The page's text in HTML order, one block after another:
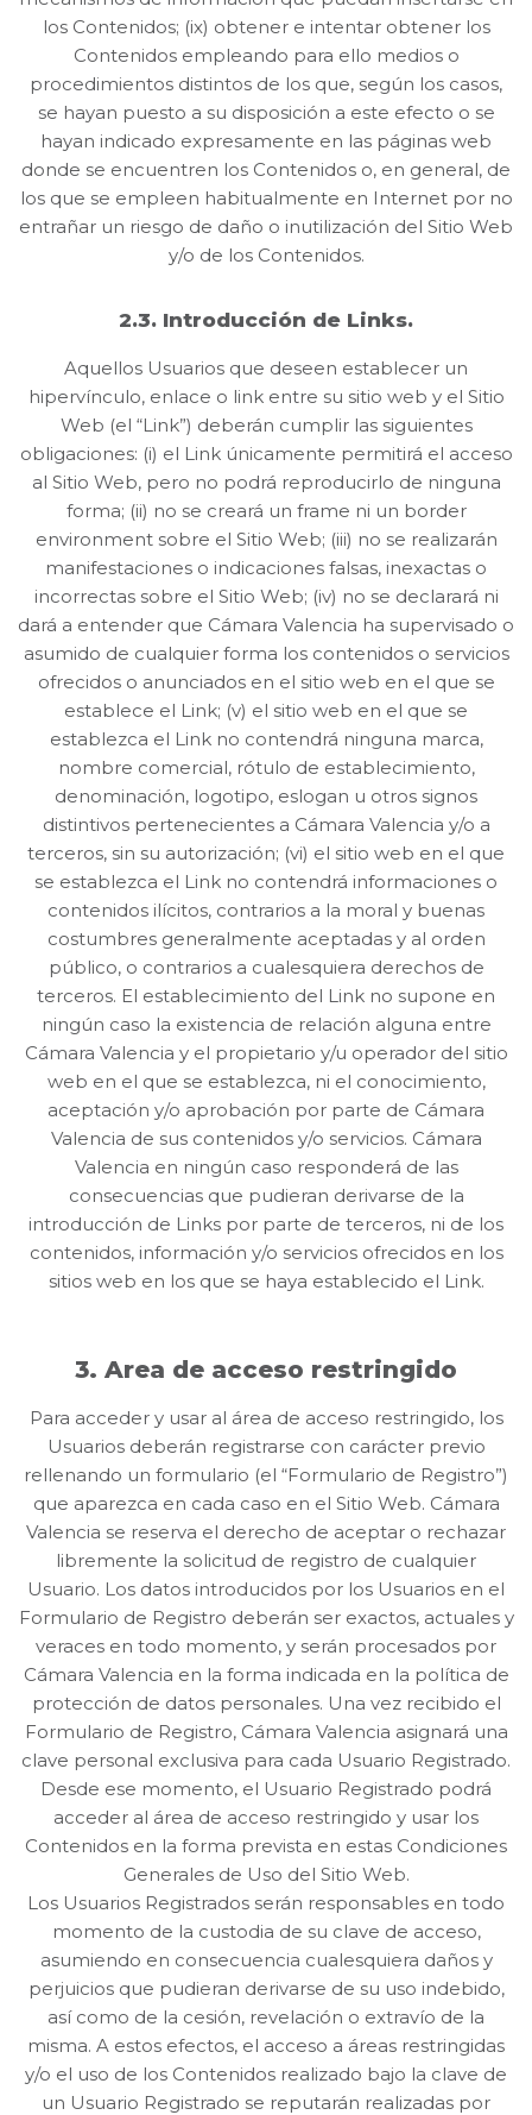
los Contenidos; (ix) obtener e intentar obtener los
Contenidos empleando para ello medios o
procedimientos distintos de los que, según los casos,
se hayan puesto a su disposición a este efecto o se
hayan indicado expresamente en las páginas web
donde se encuentren los Contenidos o, en general, de
los que se empleen habitualmente en Internet por no
entrañar un riesgo de daño o inutilización del Sitio Web
y/o de los Contenidos.
2.3. Introducción de Links.
Aquellos Usuarios que deseen establecer un
hipervínculo, enlace o link entre su sitio web y el Sitio
Web (el “Link”) deberán cumplir las siguientes
obligaciones: (i) el Link únicamente permitirá el acceso
al Sitio Web, pero no podrá reproducirlo de ninguna
forma; (ii) no se creará un frame ni un border
environment sobre el Sitio Web; (iii) no se realizarán
manifestaciones o indicaciones falsas, inexactas o
incorrectas sobre el Sitio Web; (iv) no se declarará ni
dará a entender que Cámara Valencia ha supervisado o
asumido de cualquier forma los contenidos o servicios
ofrecidos o anunciados en el sitio web en el que se
establece el Link; (v) el sitio web en el que se
establezca el Link no contendrá ninguna marca,
nombre comercial, rótulo de establecimiento,
denominación, logotipo, eslogan u otros signos
distintivos pertenecientes a Cámara Valencia y/o a
terceros, sin su autorización; (vi) el sitio web en el que
se establezca el Link no contendrá informaciones o
contenidos ilícitos, contrarios a la moral y buenas
costumbres generalmente aceptadas y al orden
público, o contrarios a cualesquiera derechos de
terceros. El establecimiento del Link no supone en
ningún caso la existencia de relación alguna entre
Cámara Valencia y el propietario y/u operador del sitio
web en el que se establezca, ni el conocimiento,
aceptación y/o aprobación por parte de Cámara
Valencia de sus contenidos y/o servicios. Cámara
Valencia en ningún caso responderá de las
consecuencias que pudieran derivarse de la
introducción de Links por parte de terceros, ni de los
contenidos, información y/o servicios ofrecidos en los
sitios web en los que se haya establecido el Link.
3. Area de acceso restringido
Para acceder y usar al área de acceso restringido, los
Usuarios deberán registrarse con carácter previo
rellenando un formulario (el “Formulario de Registro”)
que aparezca en cada caso en el Sitio Web. Cámara
Valencia se reserva el derecho de aceptar o rechazar
libremente la solicitud de registro de cualquier
Usuario. Los datos introducidos por los Usuarios en el
Formulario de Registro deberán ser exactos, actuales y
veraces en todo momento, y serán procesados por
Cámara Valencia en la forma indicada en la política de
protección de datos personales. Una vez recibido el
Formulario de Registro, Cámara Valencia asignará una
clave personal exclusiva para cada Usuario Registrado.
Desde ese momento, el Usuario Registrado podrá
acceder al área de acceso restringido y usar los
Contenidos en la forma prevista en estas Condiciones
Generales de Uso del Sitio Web.
Los Usuarios Registrados serán responsables en todo
momento de la custodia de su clave de acceso,
asumiendo en consecuencia cualesquiera daños y
perjuicios que pudieran derivarse de su uso indebido,
así como de la cesión, revelación o extravío de la
misma. A estos efectos, el acceso a áreas restringidas
y/o el uso de los Contenidos realizado bajo la clave de
un Usuario Registrado se reputarán realizadas por